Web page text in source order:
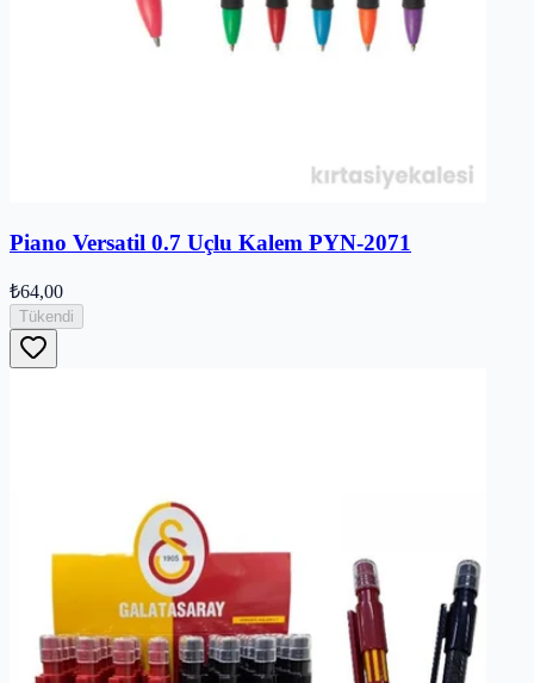
Piano Versatil 0.7 Uçlu Kalem PYN-2071
₺64,00
Tükendi